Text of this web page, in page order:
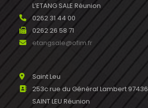
L’ETANG SALE Réunion
0262 31 44 00
0262 26 58 71
etangsale@ofim.fr
Saint Leu
253c rue du Général Lambert 97436
SAINT LEU Réunion